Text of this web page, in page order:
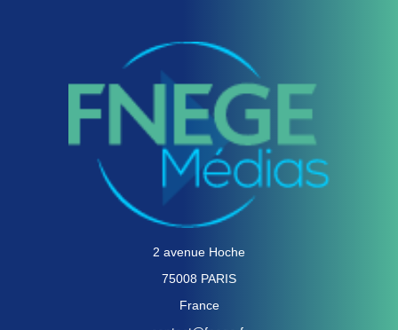
2 avenue Hoche
75008 PARIS
France